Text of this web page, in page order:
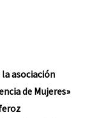
asociación
de Mujeres»